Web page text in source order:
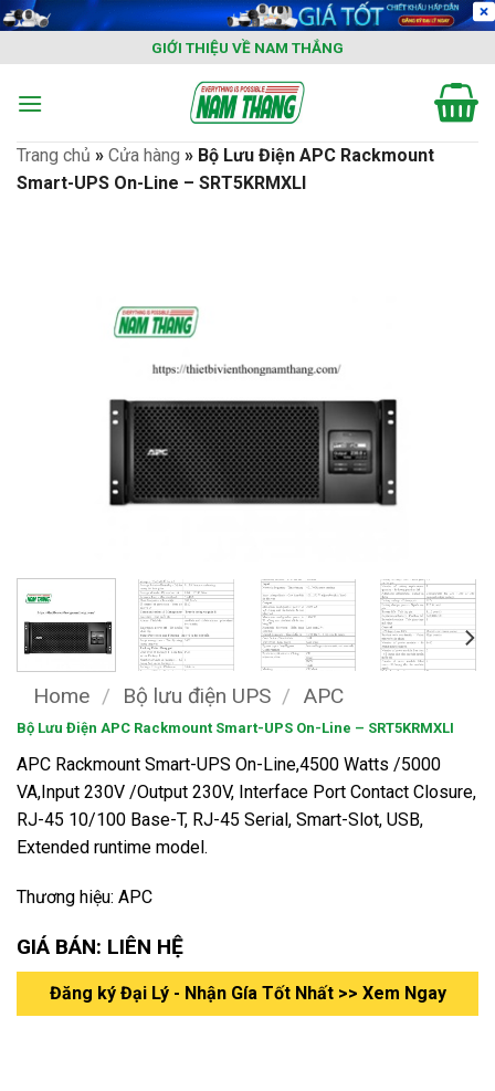
Skip
content
GIỚI THIỆU VỀ NAM THẮNG
Trang chủ » Cửa hàng » Bộ Lưu Điện APC Rackmount
Smart-UPS On-Line – SRT5KRMXLI
Home / Bộ lưu điện UPS / APC
Bộ Lưu Điện APC Rackmount Smart-UPS On-Line – SRT5KRMXLI
APC Rackmount Smart-UPS On-Line,4500 Watts /5000
VA,Input 230V /Output 230V, Interface Port Contact Closure,
RJ-45 10/100 Base-T, RJ-45 Serial, Smart-Slot, USB,
Extended runtime model.
Thương hiệu: APC
GIÁ BÁN: LIÊN HỆ
Đăng ký Đại Lý - Nhận Gía Tốt Nhất >> Xem Ngay